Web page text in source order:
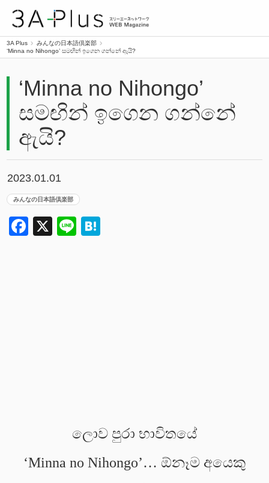
3A Plus
みんなの日本語倶楽部
‘Minna no Nihongo’ සමඟින් ඉගෙන ගන්නේ ඇයි?
‘Minna no Nihongo’
සමඟින් ඉගෙන ගන්නේ
ඇයි?
2023.01.01
みんなの日本語倶楽部
Facebook
X Line
ලොව පුරා භාවිතයේ
‘Minna no Nihongo’… ඕනෑම අයෙකු